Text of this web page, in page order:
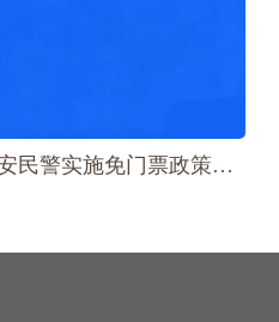
关于对公安民警实施免门票政策的公告